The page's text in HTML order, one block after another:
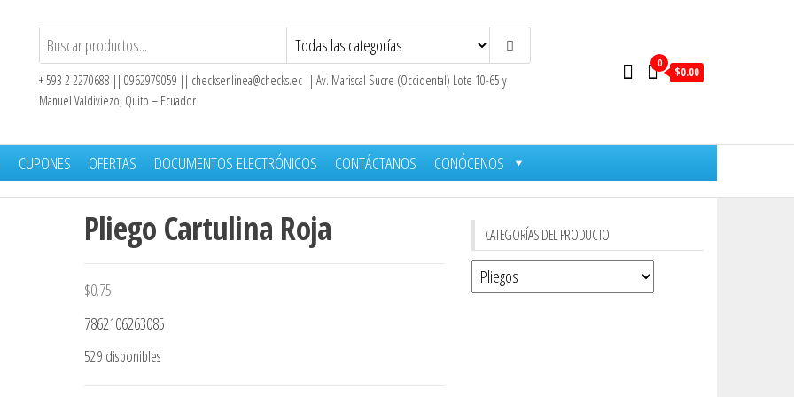
+ 593 2 2270688 || 0962979059 || checksenlinea@checks.ec || Av. Mariscal Sucre (Occidental) Lote 10-65 y
Manuel Valdiviezo, Quito – Ecuador
0
$0.00
CUPONES OFERTAS DOCUMENTOS ELECTRÓNICOS CONTÁCTANOS CONÓCENOS
Pliego Cartulina Roja
$0.75
7862106263085
529 disponibles
CATEGORÍAS DEL PRODUCTO